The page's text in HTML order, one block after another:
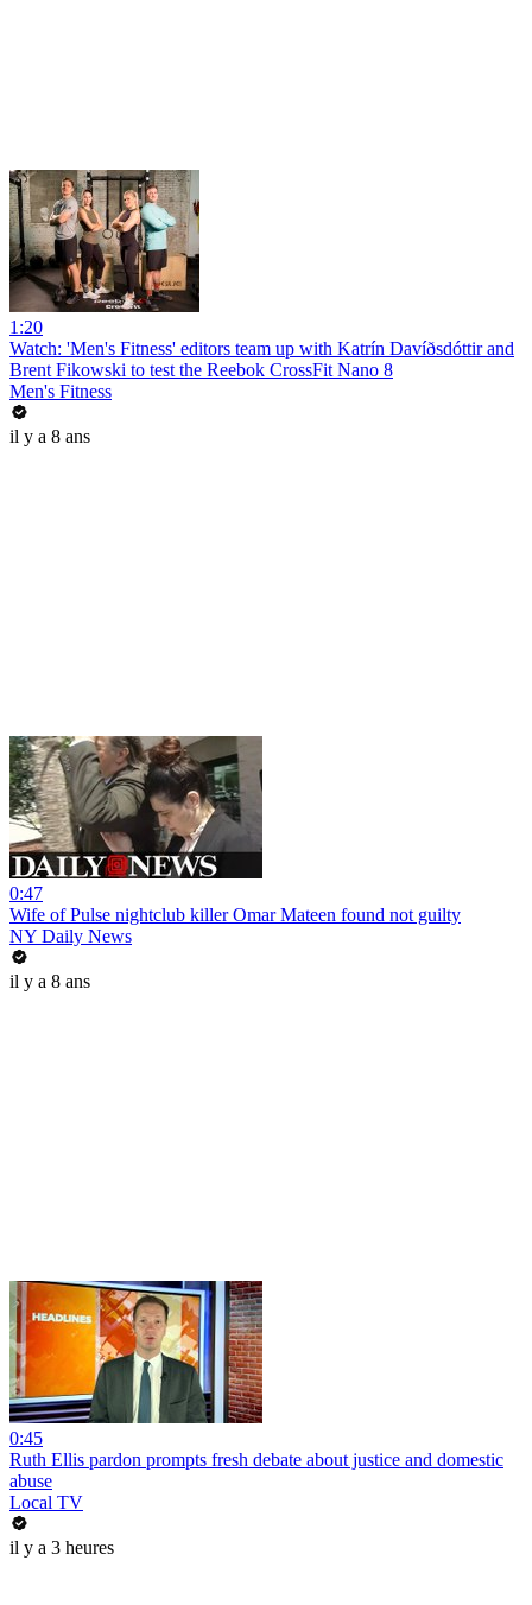
1:20
Watch: 'Men's Fitness' editors team up with Katrín Davíðsdóttir and
Brent Fikowski to test the Reebok CrossFit Nano 8
Men's Fitness
il y a 8 ans
0:47
Wife of Pulse nightclub killer Omar Mateen found not guilty
NY Daily News
il y a 8 ans
0:45
Ruth Ellis pardon prompts fresh debate about justice and domestic
abuse
Local TV
il y a 3 heures